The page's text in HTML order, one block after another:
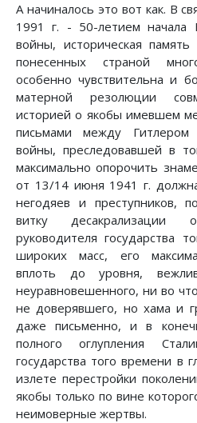
А начиналось это вот как. В
1991 г. - 50-летием начала
войны, историческая
понесенных страной
особенно чувствительна и
матерной резолюции
историей о якобы имевшем
письмами между
войны, преследовавшей в
максимально опорочить
от 13/14 июня 1941 г.
негодяев и преступников,
витку десакрализации
руководителя государства
широких масс, его
вплоть до уровня,
неуравновешенного, ни во
не доверявшего, но хама и
даже письменно, и в
полного оглупления
государства того времени в
излете перестройки
якобы только по вине
неимоверные жертвы.